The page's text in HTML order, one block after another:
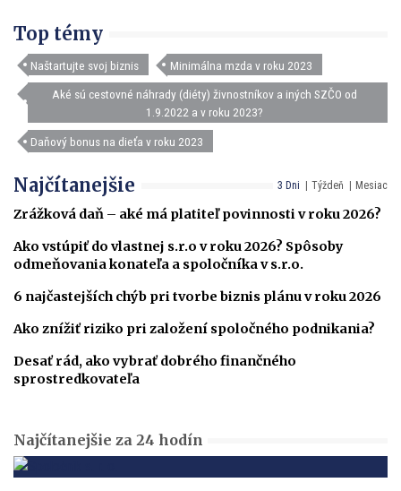
Top témy
Naštartujte svoj biznis Minimálna mzda v roku 2023
Aké sú cestovné náhrady (diéty) živnostníkov a iných SZČO od
1.9.2022 a v roku 2023?
Daňový bonus na dieťa v roku 2023
3 Dni Týždeň Mesiac
Najčítanejšie
Zrážková daň – aké má platiteľ povinnosti v roku 2026?
Ako vstúpiť do vlastnej s.r.o v roku 2026? Spôsoby
odmeňovania konateľa a spoločníka v s.r.o.
6 najčastejších chýb pri tvorbe biznis plánu v roku 2026
Ako znížiť riziko pri založení spoločného podnikania?
Desať rád, ako vybrať dobrého finančného
sprostredkovateľa
Najčítanejšie za 24 hodín